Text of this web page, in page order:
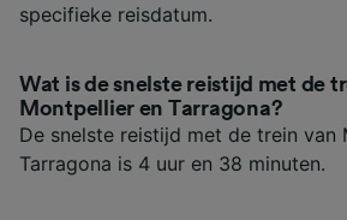
specifieke reisdatum.
Wat is de snelste reistijd met de
Montpellier en Tarragona?
De snelste reistijd met de trein van
Tarragona is 4 uur en 38 minuten.